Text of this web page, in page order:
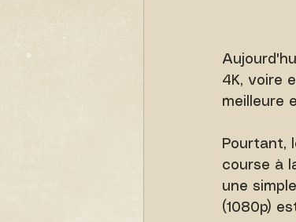
4K, voire
meilleure
Pourtant,
course à
une
(1080p)